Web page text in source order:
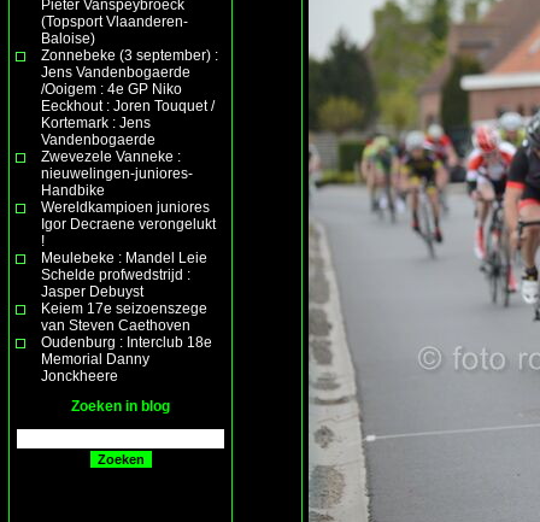
Pieter Vanspeybroeck
(Topsport Vlaanderen-
Baloise)
Zonnebeke (3 september) :
Jens Vandenbogaerde
/Ooigem : 4e GP Niko
Eeckhout : Joren Touquet /
Kortemark : Jens
Vandenbogaerde
Zwevezele Vanneke :
nieuwelingen-juniores-
Handbike
Wereldkampioen juniores
Igor Decraene verongelukt
!
Meulebeke : Mandel Leie
Schelde profwedstrijd :
Jasper Debuyst
Keiem 17e seizoenszege
van Steven Caethoven
Oudenburg : Interclub 18e
Memorial Danny
Jonckheere
Zoeken in blog